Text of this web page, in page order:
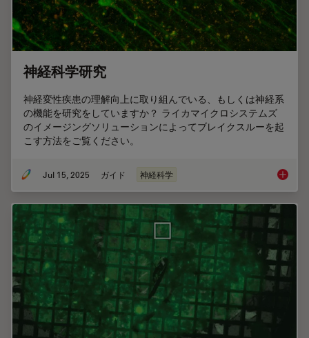
神経科学研究
神経変性疾患の理解向上に取り組んでいる、もしくは神経系
の機能を研究をしていますか？ ライカマイクロシステムズ
のイメージングソリューションによってブレイクスルーを起
こす方法をご覧ください。
Jul 15, 2025 ガイド 神経科学 神経科